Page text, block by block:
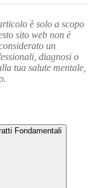
è solo a scopo
sito web non è
un
diagnosi o
tua salute mentale,
Fondamentali